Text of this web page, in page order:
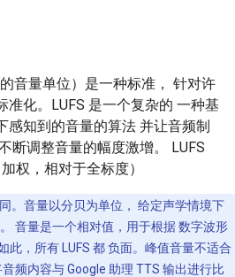
音量单位）是一种标准， 针对许
准化。LUFS 是一个复杂的 一种基
感知到的音量的算法 并让音频制
断调整音量的幅度激增。 LUFS
权，相对于全标度）
。音量以分贝为单位， 给定声学情境下
音量是一个相对值，用于根据 数字波形
此，所有 LUFS 都 负面。峰值音量不适合
频内容与 Google 助理 TTS 输出进行比